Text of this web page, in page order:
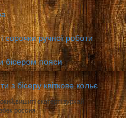
сорочки ручної роботи
бісером пояси
з бісеру квіткове кольє
скатерті зурхай
россия